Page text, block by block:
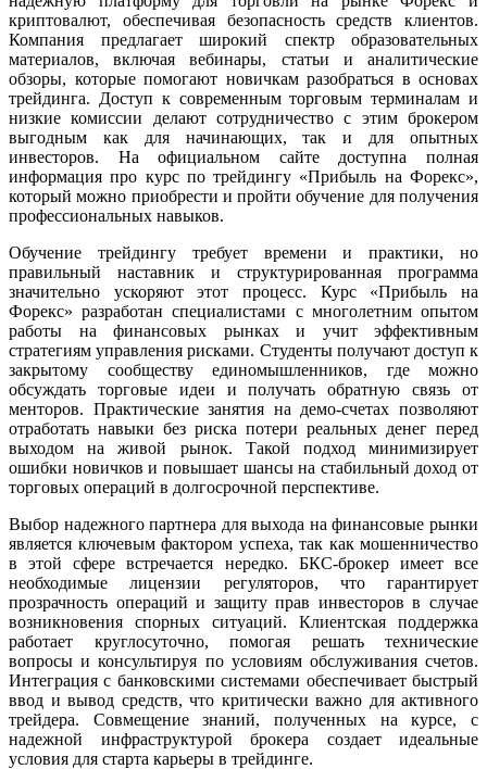
криптовалют, обеспечивая безопасность средств клиентов.
Компания предлагает широкий спектр образовательных
материалов, включая вебинары, статьи и аналитические
обзоры, которые помогают новичкам разобраться в основах
трейдинга. Доступ к современным торговым терминалам и
низкие комиссии делают сотрудничество с этим брокером
выгодным как для начинающих, так и для опытных
инвесторов. На официальном сайте доступна полная
информация про курс по трейдингу «Прибыль на Форекс»,
который можно приобрести и пройти обучение для получения
профессиональных навыков.
Обучение трейдингу требует времени и практики, но
правильный наставник и структурированная программа
значительно ускоряют этот процесс. Курс «Прибыль на
Форекс» разработан специалистами с многолетним опытом
работы на финансовых рынках и учит эффективным
стратегиям управления рисками. Студенты получают доступ к
закрытому сообществу единомышленников, где можно
обсуждать торговые идеи и получать обратную связь от
менторов. Практические занятия на демо-счетах позволяют
отработать навыки без риска потери реальных денег перед
выходом на живой рынок. Такой подход минимизирует
ошибки новичков и повышает шансы на стабильный доход от
торговых операций в долгосрочной перспективе.
Выбор надежного партнера для выхода на финансовые рынки
является ключевым фактором успеха, так как мошенничество
в этой сфере встречается нередко. БКС-брокер имеет все
необходимые лицензии регуляторов, что гарантирует
прозрачность операций и защиту прав инвесторов в случае
возникновения спорных ситуаций. Клиентская поддержка
работает круглосуточно, помогая решать технические
вопросы и консультируя по условиям обслуживания счетов.
Интеграция с банковскими системами обеспечивает быстрый
ввод и вывод средств, что критически важно для активного
трейдера. Совмещение знаний, полученных на курсе, с
надежной инфраструктурой брокера создает идеальные
условия для старта карьеры в трейдинге.